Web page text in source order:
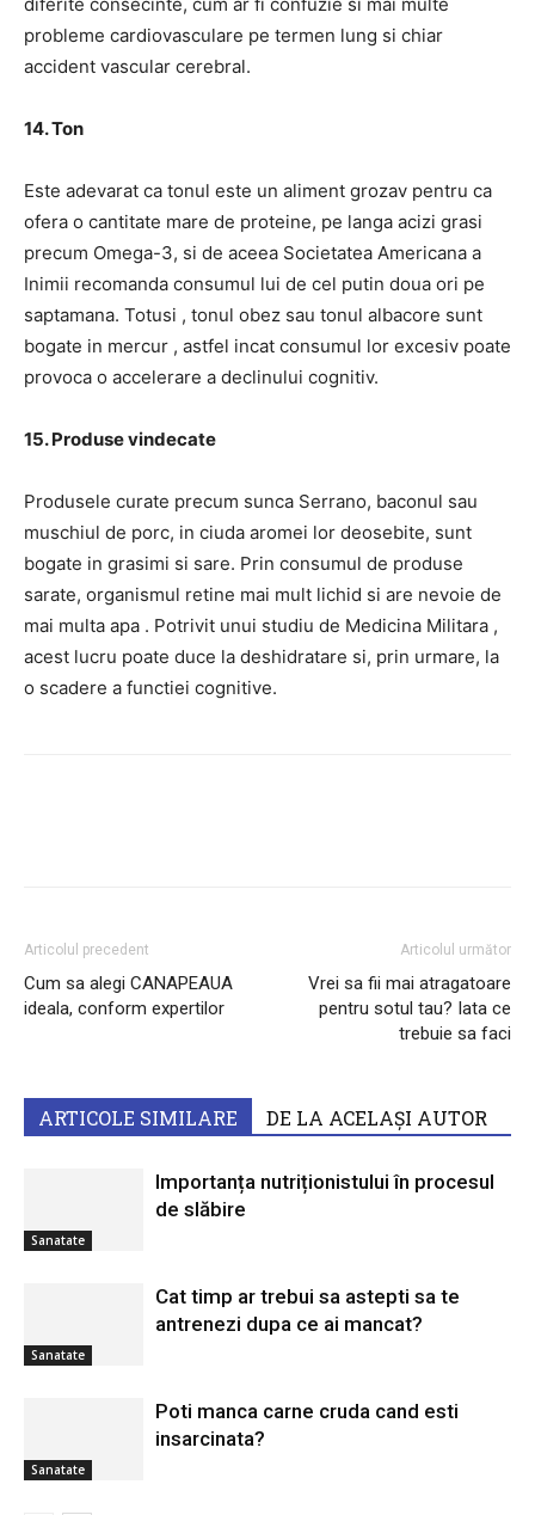
probleme cardiovasculare pe termen lung si chiar
accident vascular cerebral.
14. Ton
Este adevarat ca tonul este un aliment grozav pentru ca
ofera o cantitate mare de proteine, pe langa acizi grasi
precum Omega-3, si de aceea Societatea Americana a
Inimii recomanda consumul lui de cel putin doua ori pe
saptamana. Totusi , tonul obez sau tonul albacore sunt
bogate in mercur , astfel incat consumul lor excesiv poate
provoca o accelerare a declinului cognitiv.
15. Produse vindecate
Produsele curate precum sunca Serrano, baconul sau
muschiul de porc, in ciuda aromei lor deosebite, sunt
bogate in grasimi si sare. Prin consumul de produse
sarate, organismul retine mai mult lichid si are nevoie de
mai multa apa . Potrivit unui studiu de Medicina Militara ,
acest lucru poate duce la deshidratare si, prin urmare, la
o scadere a functiei cognitive.
Articolul precedent
Cum sa alegi CANAPEAUA
ideala, conform expertilor
Articolul următor
Vrei sa fii mai atragatoare
pentru sotul tau? Iata ce
trebuie sa faci
ARTICOLE SIMILARE DE LA ACELAȘI AUTOR
Sanatate
Importanța nutriționistului în procesul
de slăbire
Sanatate
Cat timp ar trebui sa astepti sa te
antrenezi dupa ce ai mancat?
Sanatate
Poti manca carne cruda cand esti
insarcinata?